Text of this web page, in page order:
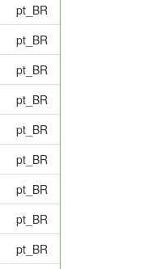
pt_BR
pt_BR
pt_BR
pt_BR
pt_BR
pt_BR
pt_BR
pt_BR
pt_BR